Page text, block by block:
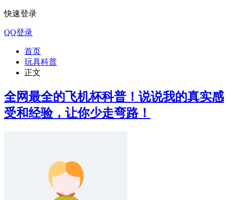
快速登录
QQ登录
首页
玩具科普
正文
全网最全的飞机杯科普！说说我的真实感
受和经验，让你少走弯路！